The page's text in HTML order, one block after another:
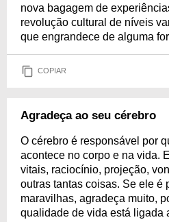
nova bagagem de
revolução cultural de níveis
que engrandece de alguma
COPIAR
Agradeça ao seu cérebro
O cérebro é responsável por
acontece no corpo e na vida.
vitais, raciocínio, projeção,
outras tantas coisas. Se ele é
maravilhas, agradeça muito,
qualidade de vida está ligada